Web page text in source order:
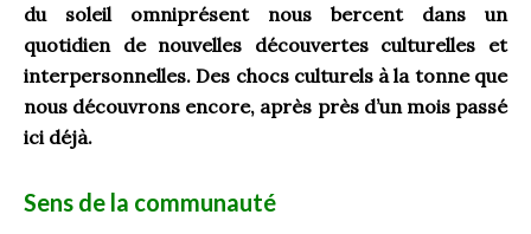
du soleil omniprésent nous bercent dans un
quotidien de nouvelles découvertes culturelles et
interpersonnelles. Des chocs culturels à la tonne que
nous découvrons encore, après près d’un mois passé
ici déjà.
Sens de la communauté